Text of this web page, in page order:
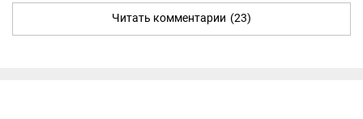
Читать комментарии (23)